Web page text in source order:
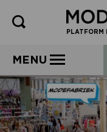
PLATFORM
MENU